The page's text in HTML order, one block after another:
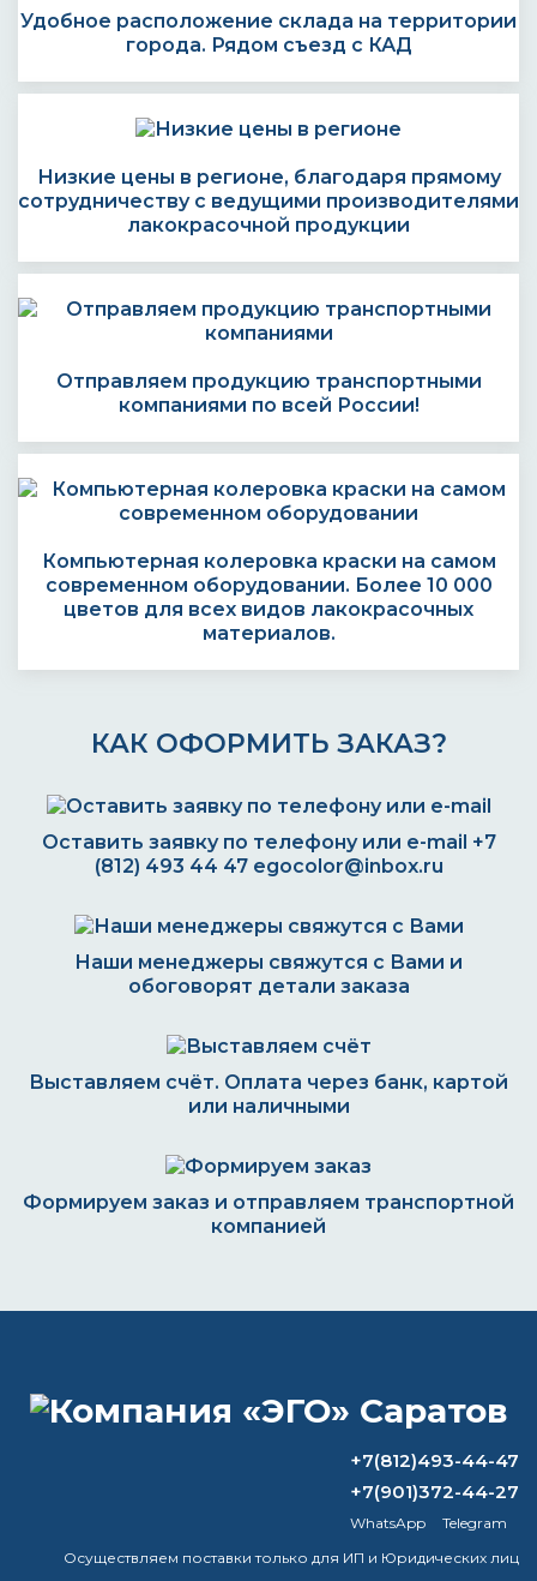
Удобное расположение склада на территории
города. Рядом съезд с КАД
Низкие цены в регионе, благодаря прямому
сотрудничеству с ведущими производителями
лакокрасочной продукции
Отправляем продукцию транспортными
компаниями по всей России!
Компьютерная колеровка краски на самом
современном оборудовании. Более 10 000
цветов для всех видов лакокрасочных
материалов.
КАК ОФОРМИТЬ ЗАКАЗ?
Оставить заявку по телефону или e-mail +7
(812) 493 44 47 egocolor@inbox.ru
Наши менеджеры свяжутся с Вами и
обоговорят детали заказа
Выставляем счёт. Оплата через банк, картой
или наличными
Формируем заказ и отправляем транспортной
компанией
Можно ли наносить грунт на
преобразователь ржавчины?
Какая краска лучше всего подходит
для промышленного использования?
+7(812)493-44-47
+7(901)372-44-27
WhatsApp
Telegram
Осуществляем поставки только для ИП и Юридических лиц